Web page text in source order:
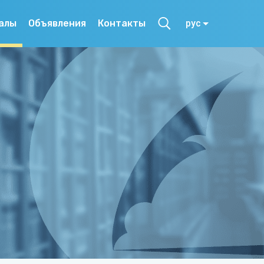
Объявления Контакты рус